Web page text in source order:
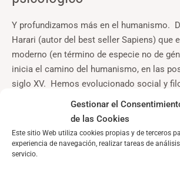
Gestionar el
de las Cookies
Este sitio Web utiliza cookies propias y de terceros
experiencia de navegación, realizar tareas de
servicio.
Y profundizamos más en el humanismo.
Harari (autor del best seller Sapiens) que
moderno (en término de especie no de
inicia el camino del humanismo, en las
siglo XV. Hemos evolucionado social y
desde aquellos tiempos. La
Read More »